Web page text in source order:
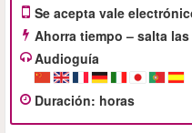
Se acepta vale
Ahorra tiempo – salta
Audioguía
Duración: horas